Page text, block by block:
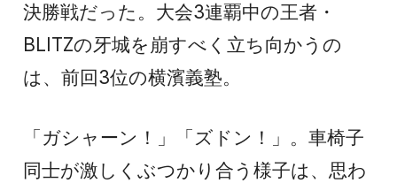
決勝戦だった。大会3連覇中の王者・
BLITZの牙城を崩すべく立ち向かうの
は、前回3位の横濱義塾。
「ガシャーン！」「ズドン！」。車椅子
同士が激しくぶつかり合う様子は、思わ